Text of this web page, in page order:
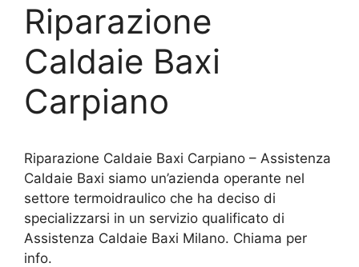
Riparazione
Caldaie Baxi
Carpiano
Riparazione Caldaie Baxi Carpiano – Assistenza
Caldaie Baxi siamo un’azienda operante nel
settore termoidraulico che ha deciso di
specializzarsi in un servizio qualificato di
Assistenza Caldaie Baxi Milano. Chiama per
info.